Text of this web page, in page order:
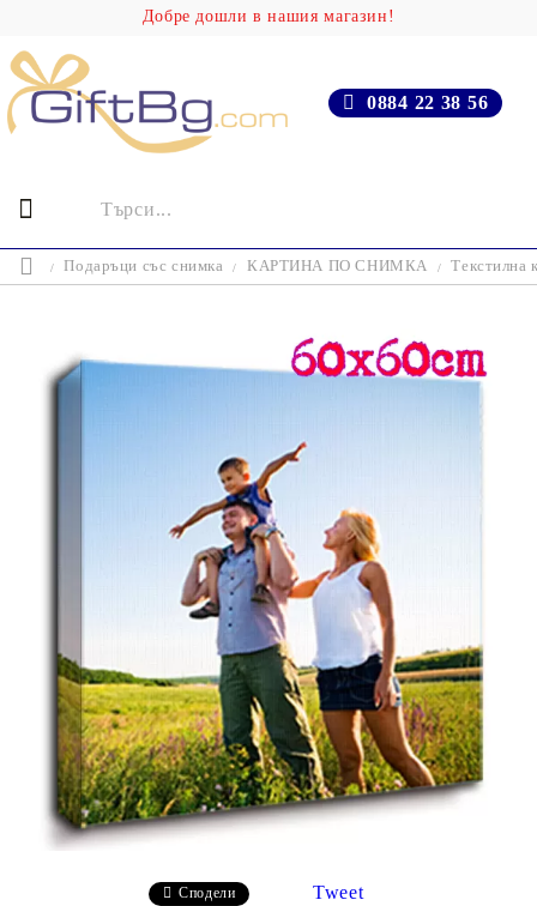
Добре дошли в нашия магазин!
0884 22 38 56
Подаръци със снимка КАРТИНА ПО СНИМКА Текстилна
Сподели Tweet